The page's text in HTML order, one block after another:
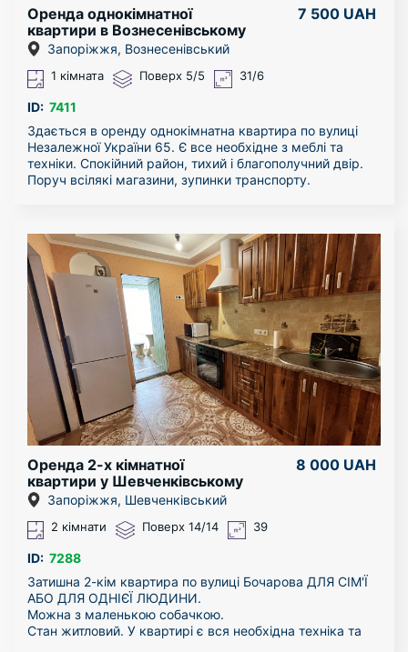
Оренда однокімнатної
квартири в Вознесенівському
районі
7 500 UAH
Запоріжжя, Вознесенівський
1 кімната Поверх 5/5 31/6
ID: 7411
Здається в оренду однокімнатна квартира по вулиці
Незалежної України 65. Є все необхідне з меблі та
техніки. Спокійний район, тихий і благополучний двір.
Поруч всілякі магазини, зупинки транспорту.
Оренда 2-х кімнатної
квартири у Шевченківському
районі
8 000 UAH
Запоріжжя, Шевченківський
2 кімнати Поверх 14/14 39
ID: 7288
Затишна 2-кім квартира по вулиці Бочарова ДЛЯ СІМ'Ї
АБО ДЛЯ ОДНІЄЇ ЛЮДИНИ.
Можна з маленькою собачкою.
Стан житловий. У квартирі є вся необхідна техніка та